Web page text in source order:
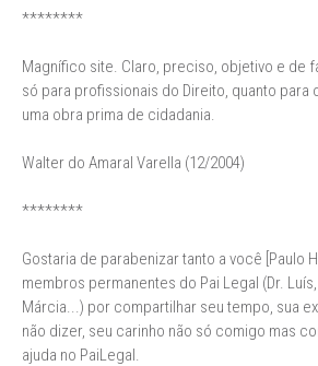
********
Magnífico site. Claro, preciso, objetivo e de
só para profissionais do Direito, quanto para
uma obra prima de cidadania.
Walter do Amaral Varella (12/2004)
********
Gostaria de parabenizar tanto a você [Paulo
membros permanentes do Pai Legal (Dr.
Márcia...) por compartilhar seu tempo, sua
não dizer, seu carinho não só comigo mas
ajuda no PaiLegal.